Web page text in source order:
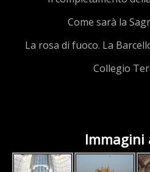
Come sarà la
La rosa di fuoco. La
Collegio
Immagini